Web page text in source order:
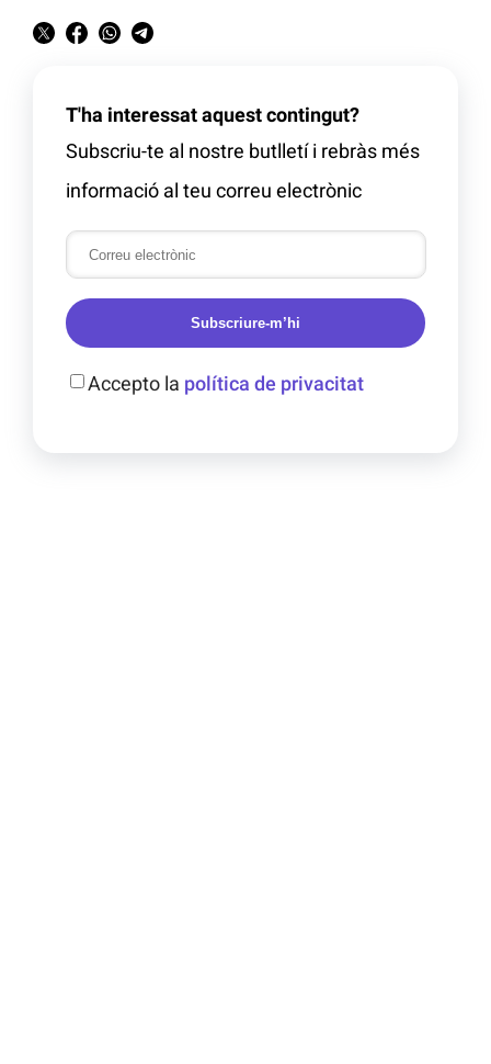
T'ha interessat aquest contingut?
Subscriu-te al nostre butlletí i rebràs més
informació al teu correu electrònic
Subscriure-m’hi
Accepto la política de privacitat